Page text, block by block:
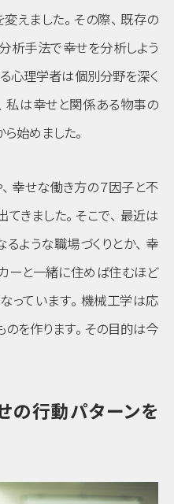
変えました。 その際、 既存の
析手法で幸せを分析しよう
心理学者は個別分野を深く
私は幸せと関係ある物事の
ら始めました。
、 幸せな働き方の７因子と不
てきました。 そこで、 最近は
るような職場づくりとか、 幸
ーと一緒に住めば住むほど
っています。 機械工学は応
のを作ります。 その目的は今
の行動パターンを